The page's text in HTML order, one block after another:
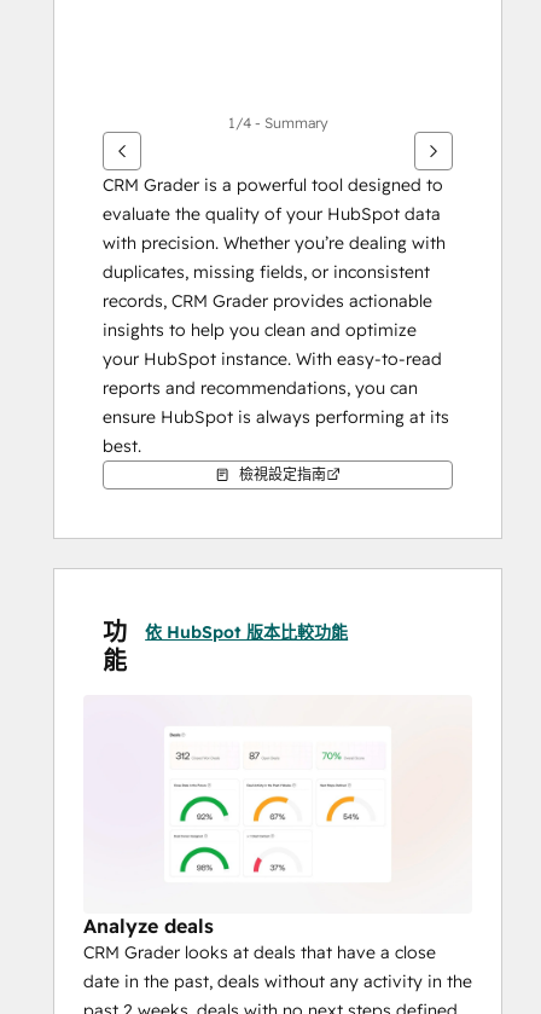
1/4 - Summary
CRM Grader is a powerful tool designed to
evaluate the quality of your HubSpot data
with precision. Whether you’re dealing with
duplicates, missing fields, or inconsistent
records, CRM Grader provides actionable
insights to help you clean and optimize
your HubSpot instance. With easy-to-read
reports and recommendations, you can
ensure HubSpot is always performing at its
best.
檢視設定指南
功
能
依 HubSpot 版本比較功能
Analyze deals
CRM Grader looks at deals that have a close
date in the past, deals without any activity in the